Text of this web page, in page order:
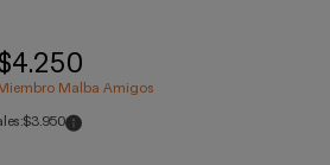
Malba Amigos
$3.950